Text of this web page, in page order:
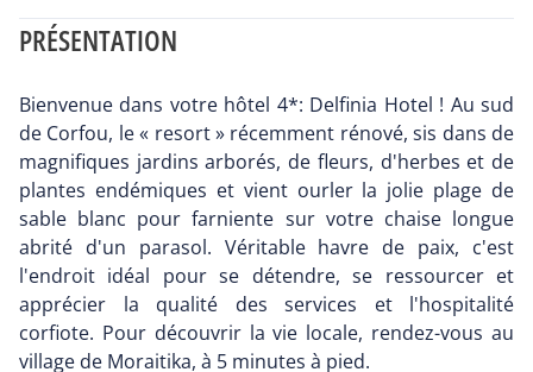
PRÉSENTATION
Bienvenue dans votre hôtel 4*: Delfinia Hotel ! Au sud
de Corfou, le « resort » récemment rénové, sis dans de
magnifiques jardins arborés, de fleurs, d'herbes et de
plantes endémiques et vient ourler la jolie plage de
sable blanc pour farniente sur votre chaise longue
abrité d'un parasol. Véritable havre de paix, c'est
l'endroit idéal pour se détendre, se ressourcer et
apprécier la qualité des services et l'hospitalité
corfiote. Pour découvrir la vie locale, rendez-vous au
village de Moraitika, à 5 minutes à pied.